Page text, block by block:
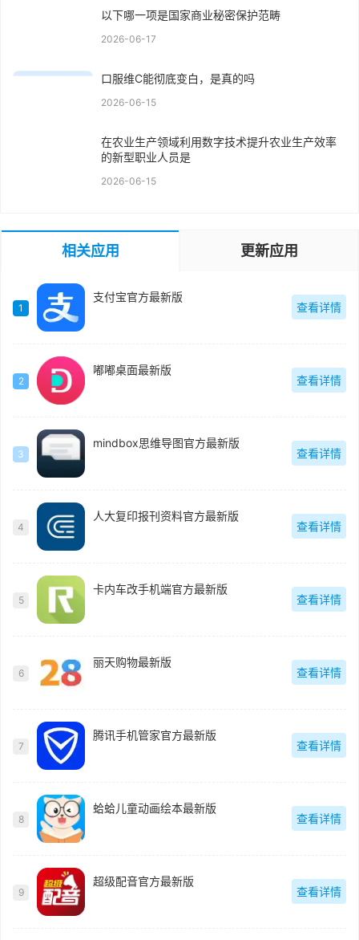
以下哪一项是国家商业秘密保护范畴
2026-06-17
口服维C能彻底变白，是真的吗
2026-06-15
在农业生产领域利用数字技术提升农业生产效率
的新型职业人员是
2026-06-15
相关应用 更新应用
1
支付宝官方最新版
查看详情
2
嘟嘟桌面最新版
查看详情
3
mindbox思维导图官方最新版
查看详情
4
人大复印报刊资料官方最新版
查看详情
5
卡内车改手机端官方最新版
查看详情
6
丽天购物最新版
查看详情
7
腾讯手机管家官方最新版
查看详情
8
蛤蛤儿童动画绘本最新版
查看详情
9
超级配音官方最新版
查看详情